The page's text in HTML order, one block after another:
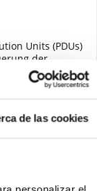
de las cookies
Units (PDUs)
der
Überwachung.
das